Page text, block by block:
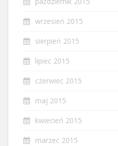
wrzesień 2015
sierpień 2015
lipiec 2015
czerwiec 2015
maj 2015
kwiecień 2015
marzec 2015